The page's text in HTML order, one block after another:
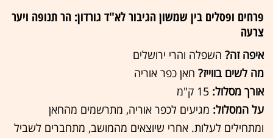
פרחים ופסלים בין שמשון הגיבור לא"ד גורדון: הר תנופה ויער
צרעה
איפה זה? השפלה והרי ירושלים
מה לשים בווייז? חאן כפר אוריה
אורך מסלול: 15 ק"מ
על המסלול: מגיעים לכפר אוריה, מתרשמים מהחאן
ומתחילים לעלות. אחרי שיוצאים מהמושב, מתחברים לשביל